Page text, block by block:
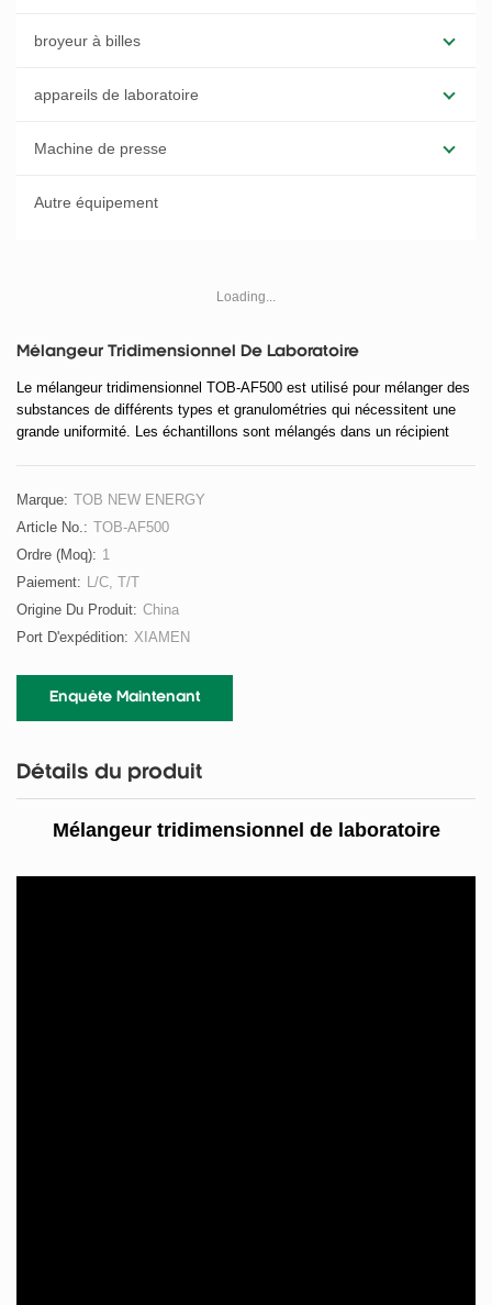
broyeur à billes
appareils de laboratoire
Machine de presse
Autre équipement
Loading...
Mélangeur Tridimensionnel De Laboratoire
Le mélangeur tridimensionnel TOB-AF500 est utilisé pour mélanger des
substances de différents types et granulométries qui nécessitent une
grande uniformité. Les échantillons sont mélangés dans un récipient
d'échantillons humides à humides. L'ensemble du processus garantit un
processus sans poussière pour un nettoyage facile.
Marque: TOB NEW ENERGY
Article No.: TOB-AF500
Ordre (moq): 1
Paiement: L/C, T/T
Origine Du Produit: China
Port D'expédition: XIAMEN
Enquête Maintenant
Détails du produit
Mélangeur tridimensionnel de laboratoire